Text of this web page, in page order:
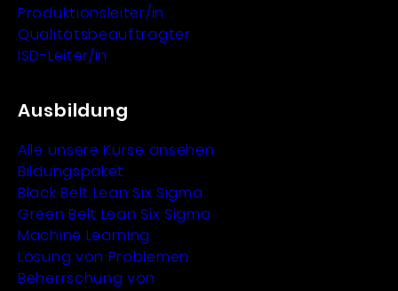
Produktionsleiter/in
Qualitätsbeauftragter
ISD-Leiter/in
Ausbildung
Alle unsere Kurse ansehen
Bildungspaket
Black Belt Lean Six Sigma
Green Belt Lean Six Sigma
Machine Learning
Lösung von Problemen
Beherrschung von